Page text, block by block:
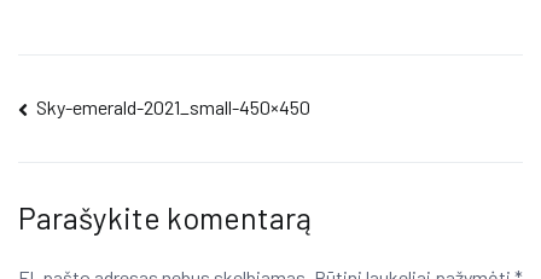
Navigacija
įrašų
Sky-emerald-2021_small-450×450
Parašykite komentarą